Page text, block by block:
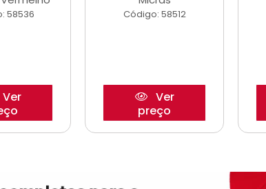
58536
Ver
Código: 58512
Ver
preço